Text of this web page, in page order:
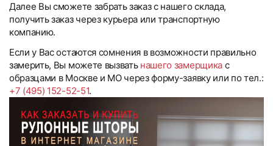
Далее Вы сможете забрать заказ с нашего склада,
получить заказ через курьера или транспортную
компанию.
Если у Вас остаются сомнения в возможности правильно
замерить, Вы можете вызвать нашего замерщикас
образцами в Москве и МО через форму-заявку или по тел.:
+7 (495) 152-52-51.